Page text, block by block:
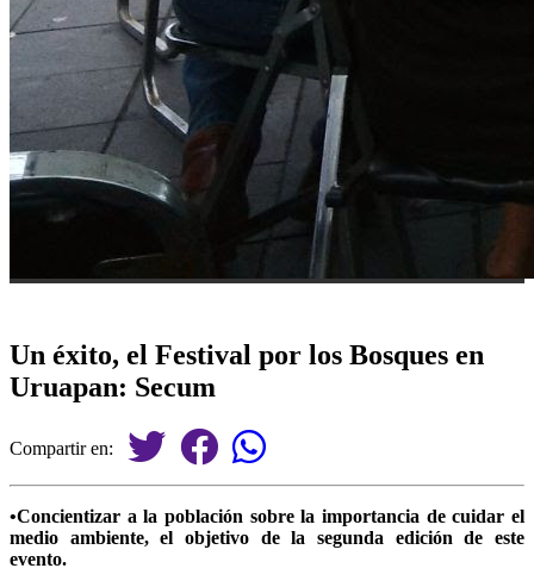
Un éxito, el Festival por los Bosques en
Uruapan: Secum
Compartir en:
•Concientizar a la población sobre la importancia de cuidar el
medio ambiente, el objetivo de la segunda edición de este
evento.